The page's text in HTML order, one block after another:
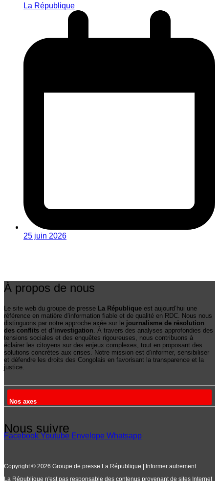
La République
25 juin 2026
À propos de nous
Le site web du groupe de presse La République est aujourd’hui une
référence en matière d’information fiable et de qualité en RDC. Nous nous
distinguons par notre approche axée sur le journalisme de résolution
des conflits et d’investigation . À travers des analyses approfondies des
tensions sociales et des enquêtes rigoureuses, nous contribuons à
éclairer les citoyens sur des enjeux complexes, tout en proposant des
solutions concrètes aux crises. Notre mission est d’informer, sensibiliser
et défendre les droits des Congolais en favorisant la transparence et la
justice.
Nos axes
Nous suivre
Facebook Youtube Envelope Whatsapp
Copyright © 2026 Groupe de presse La République | Informer autrement
La République n'est pas responsable des contenus provenant de sites Internet